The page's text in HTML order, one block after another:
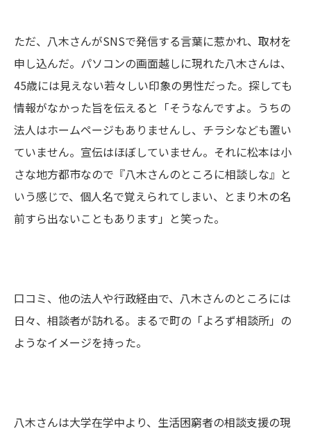
ただ、八木さんがSNSで発信する言葉に惹かれ、取材を
申し込んだ。パソコンの画面越しに現れた八木さんは、
45歳には見えない若々しい印象の男性だった。探しても
情報がなかった旨を伝えると「そうなんですよ。うちの
法人はホームページもありませんし、チラシなども置い
ていません。宣伝はほぼしていません。それに松本は小
さな地方都市なので『八木さんのところに相談しな』と
いう感じで、個人名で覚えられてしまい、とまり木の名
前すら出ないこともあります」と笑った。
口コミ、他の法人や行政経由で、八木さんのところには
日々、相談者が訪れる。まるで町の「よろず相談所」の
ようなイメージを持った。
八木さんは大学在学中より、生活困窮者の相談支援の現